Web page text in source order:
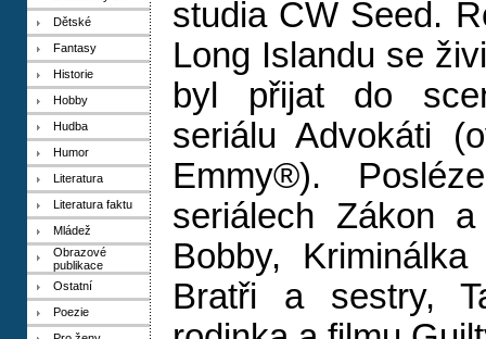
Dětské
Fantasy
Historie
Hobby
Hudba
Humor
Literatura
Literatura faktu
Mládež
Obrazové
publikace
Ostatní
Poezie
studia CW Seed.
Long Islandu se
byl přijat do
seriálu Advokáti
Emmy®).
seriálech Zákon
Bobby,
Bratři a sestry,